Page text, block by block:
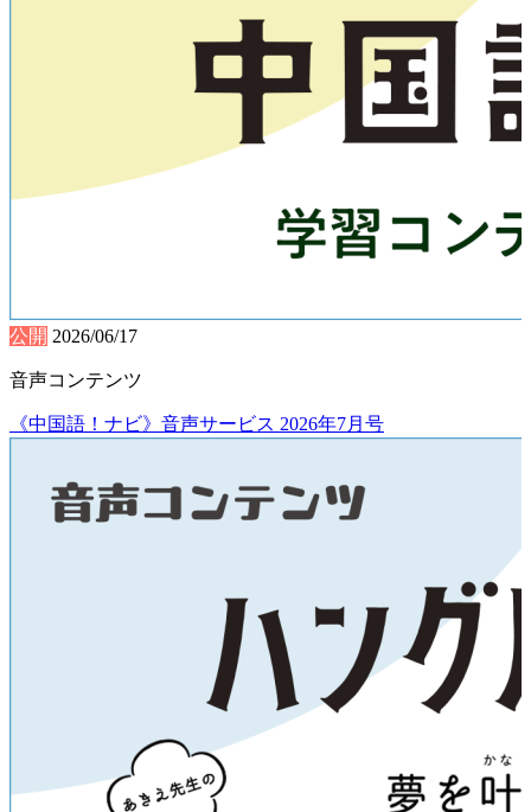
公開 2026/06/17
音声コンテンツ
《中国語！ナビ》音声サービス 2026年7月号